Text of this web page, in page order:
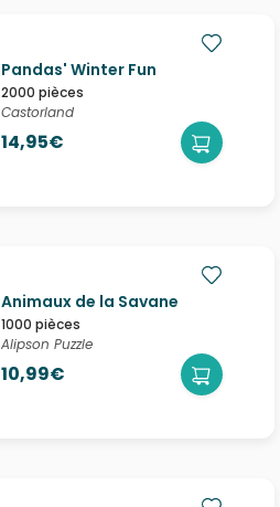
Pandas' Winter Fun
2000 pièces
Castorland
14,95€
Animaux de la Savane
1000 pièces
Alipson Puzzle
10,99€